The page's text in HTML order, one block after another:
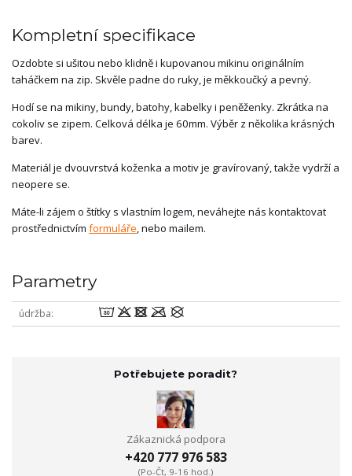
Kompletní specifikace
Ozdobte si ušitou nebo klidně i kupovanou mikinu originálním
taháčkem na zip. Skvěle padne do ruky, je měkkoučký a pevný.
Hodí se na mikiny, bundy, batohy, kabelky i peněženky. Zkrátka na
cokoliv se zipem. Celková délka je 60mm. Výběr z několika krásných
barev.
Materiál je dvouvrstvá koženka a motiv je gravírovaný, takže vydrží a
neopere se.
Máte-li zájem o štítky s vlastním logem, neváhejte nás kontaktovat
prostřednictvím formuláře, nebo mailem.
Parametry
údržba wodmU
Potřebujete poradit?
Zákaznická podpora
+420 777 976 583
(Po-Čt, 9-16 hod.)